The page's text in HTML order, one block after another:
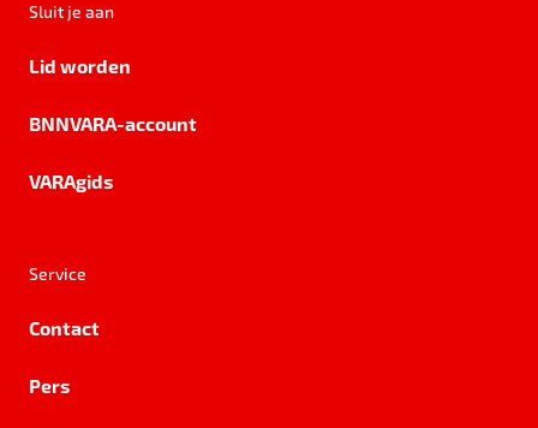
Sluit je aan
Lid worden
BNNVARA-account
VARAgids
Service
Contact
Pers